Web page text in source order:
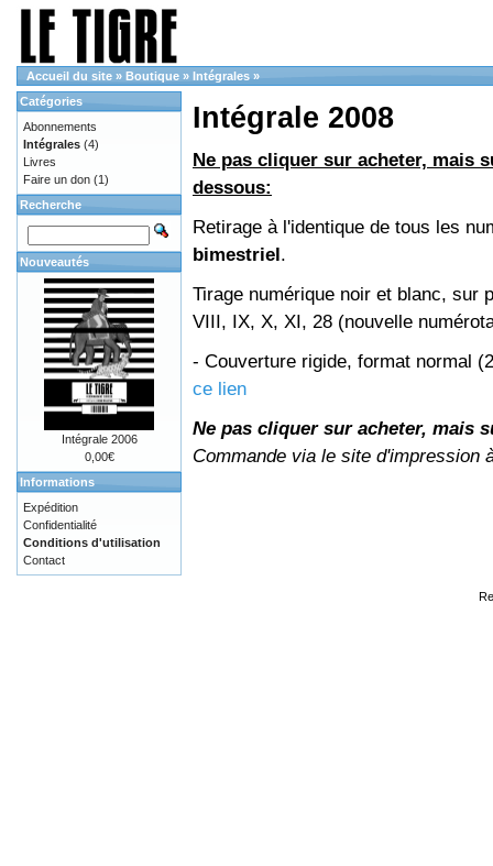
Accueil du site » Boutique » Intégrales »
Intégrale 2008
Ne pas cliquer sur acheter, mais
dessous:
Retirage à l'identique de tous les
bimestriel.
Tirage numérique noir et blanc, sur
VIII, IX, X, XI, 28 (nouvelle
- Couverture rigide, format normal
ce lien
Ne pas cliquer sur acheter, mais
Commande via le site d'impression
Catégories
Abonnements
Intégrales (4)
Livres
Faire un don (1)
Recherche
Nouveautés
Intégrale 2006
0,00€
Informations
Expédition
Confidentialité
Conditions d'utilisation
Contact